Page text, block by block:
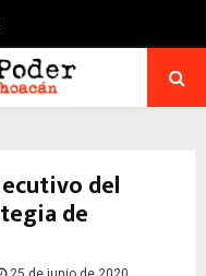
Youtube
del
de